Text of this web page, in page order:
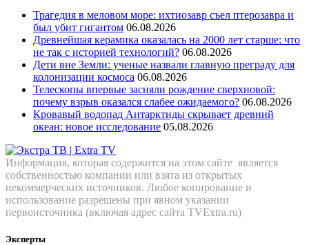
Трагедия в меловом море: ихтиозавр съел птерозавра и
был убит гигантом 06.08.2026
Древнейшая керамика оказалась на 2000 лет старше: что
не так с историей технологий? 06.08.2026
Дети вне Земли: ученые назвали главную преграду для
колонизации космоса 06.08.2026
Телескопы впервые засняли рождение сверхновой:
почему взрыв оказался слабее ожидаемого? 06.08.2026
Кровавый водопад Антарктиды скрывает древний
океан: новое исследование 05.08.2026
Информация, которая содержится на этом сайте является
собственностью компании или взята из открытых
некоммерческих источников. Любое копирование и
использование разрешены при явном указании
первоисточника (включая адрес сайта TVExtra.ru)
Эксперты